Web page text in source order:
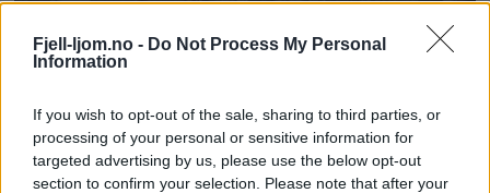
Fjell-ljom.no - Do Not Process My Personal
Information
If you wish to opt-out of the sale, sharing to third parties, or
processing of your personal or sensitive information for
targeted advertising by us, please use the below opt-out
section to confirm your selection. Please note that after your